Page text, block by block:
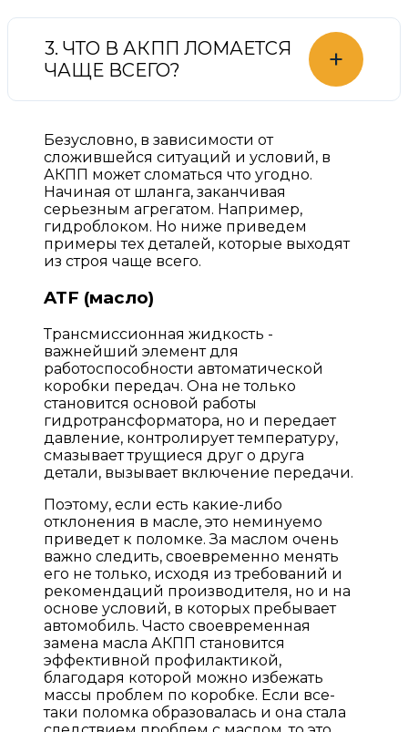
3. ЧТО В АКПП ЛОМАЕТСЯ
ЧАЩЕ ВСЕГО?
+
Безусловно, в зависимости от
сложившейся ситуаций и условий, в
АКПП может сломаться что угодно.
Начиная от шланга, заканчивая
серьезным агрегатом. Например,
гидроблоком. Но ниже приведем
примеры тех деталей, которые выходят
из строя чаще всего.
ATF (масло)
Трансмиссионная жидкость -
важнейший элемент для
работоспособности автоматической
коробки передач. Она не только
становится основой работы
гидротрансформатора, но и передает
давление, контролирует температуру,
смазывает трущиеся друг о друга
детали, вызывает включение передачи.
Поэтому, если есть какие-либо
отклонения в масле, это неминуемо
приведет к поломке. За маслом очень
важно следить, своевременно менять
его не только, исходя из требований и
рекомендаций производителя, но и на
основе условий, в которых пребывает
автомобиль. Часто своевременная
замена масла АКПП становится
эффективной профилактикой,
благодаря которой можно избежать
массы проблем по коробке. Если все-
таки поломка образовалась и она стала